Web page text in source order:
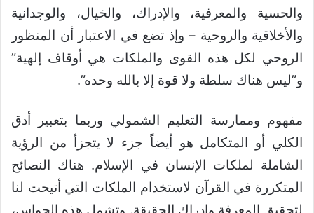
والحسية والمعرفية، والإدراك، والخيال، والوجدانية
والأخلاقية والروحية – وإذ تضع في الاعتبار أن المنظور
الروحي لكل هذه القوى والملكات هي أوقاف إلهية”
و”ليس هناك سلطة ولا قوة إلا بالله وحده”.
مفهوم وممارسة التعليم الشمولي وربما بتعبير أدق
الكلي أو المتكامل هو أيضاً جزء لا يتجزأ من الرؤية
الشاملة لملكات الإنسان في الإسلام. هناك النصائح
المتكررة في القرآن لاستخدام الملكات التي أتيحت لنا